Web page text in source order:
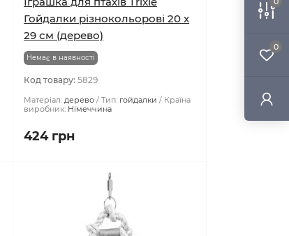
0
Гойдалки різнокольорові 20 x
29 см (дерево)
Немає в наявності
Код товару:5829
Матеріал: дерево Тип: гойдалки
Країна
виробник: Німеччина
424 грн